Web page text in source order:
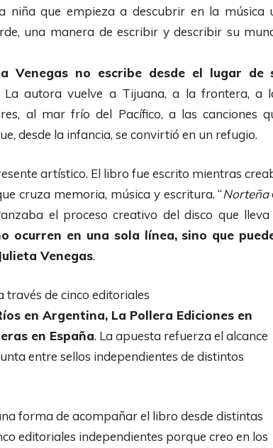
niña que empieza a descubrir en la música
una manera de escribir y describir su
Venegas no escribe desde el lugar de
La autora vuelve a Tijuana, a la frontera, a
al mar frío del Pacífico, a las canciones
desde la infancia, se convirtió en un refugio.
artístico. El libro fue escrito mientras
cruza memoria, música y escritura. “Norteña
el proceso creativo del disco que lleva
ocurren en una sola línea, sino que
Julieta Venegas.
través de cinco editoriales
en Argentina, La Pollera Ediciones en
en España. La apuesta refuerza el alcance
entre sellos independientes de distintos
forma de acompañar el libro desde distintas
editoriales independientes porque creo en los